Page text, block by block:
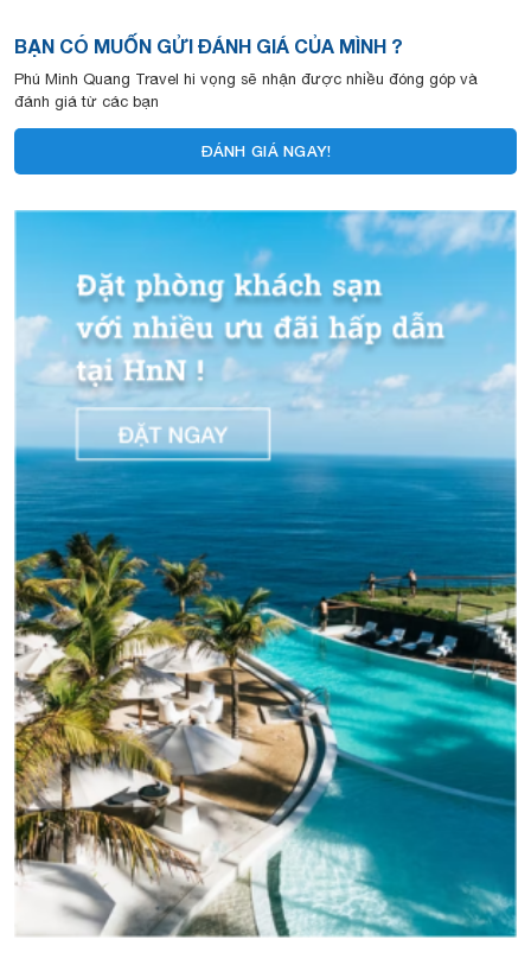
BẠN CÓ MUỐN GỬI ĐÁNH GIÁ CỦA MÌNH ?
Phú Minh Quang Travel hi vọng sẽ nhận được nhiều đóng góp và
đánh giá từ các bạn
ĐÁNH GIÁ NGAY!